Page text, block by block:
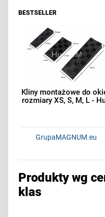
Kliny montażowe do
rozmiary XS, S, M, L -
GrupaMAGNUM.eu
BESTSELLER
Produkty wg
klas